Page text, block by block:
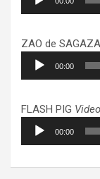
audio
ZAO de
Lecteur
audio
00:00
FLASH PIG
Lecteur
audio
00:00